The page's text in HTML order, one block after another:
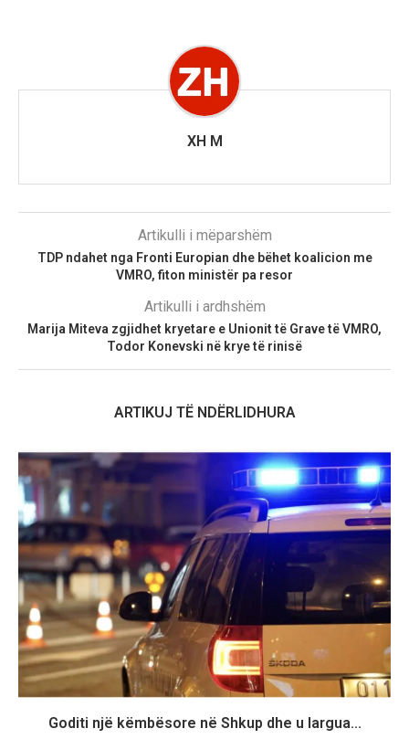
XH M
Artikulli i mëparshëm
TDP ndahet nga Fronti Europian dhe bëhet koalicion me
VMRO, fiton ministër pa resor
Artikulli i ardhshëm
Marija Miteva zgjidhet kryetare e Unionit të Grave të VMRO,
Todor Konevski në krye të rinisë
ARTIKUJ TË NDËRLIDHURA
Goditi një këmbësore në Shkup dhe u largua...